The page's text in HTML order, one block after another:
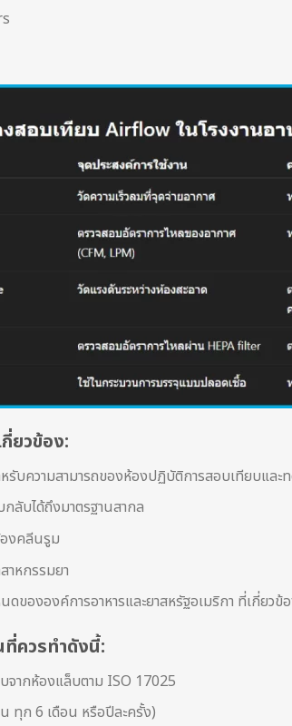
ยวข้อง:
รับความสามารถของห้องปฏิบัติการสอบเทียบและ
ลับได้ถึงมาตรฐานสากล
งคลีนรูม
าหกรรมยา
ดขององค์การอาหารและยาสหรัฐอเมริกา ที่เกี่ย
ควรทำดังนี้:
จากห้องแล็บตาม ISO 17025
ทุก 6 เดือน หรือปีละครั้ง)